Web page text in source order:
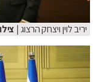
יריב לוין ויצחק הרצוג |